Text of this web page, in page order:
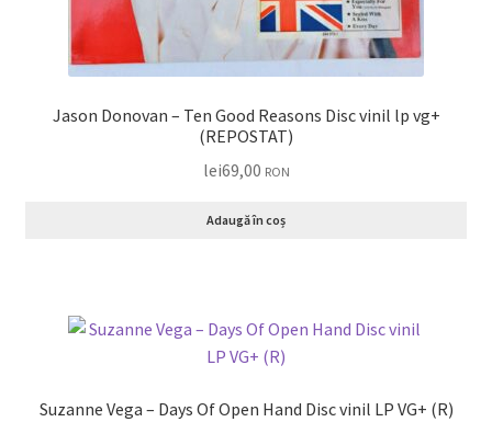
Jason Donovan – Ten Good Reasons Disc vinil lp vg+
(REPOSTAT)
lei69,00 RON
Adaugă în coș
Suzanne Vega ‎– Days Of Open Hand Disc vinil LP VG+ (R)